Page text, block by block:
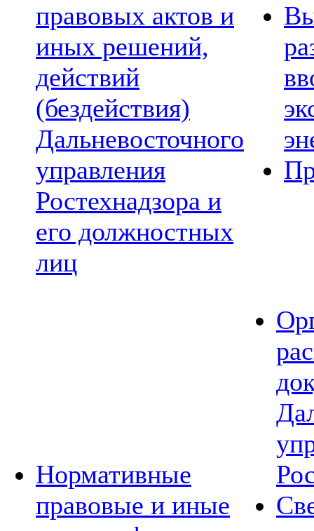
правовых актов и
иных решений,
действий
(бездействия)
Дальневосточного
управления
Ростехнадзора и
его должностных
лиц
Нормативные
правовые и иные